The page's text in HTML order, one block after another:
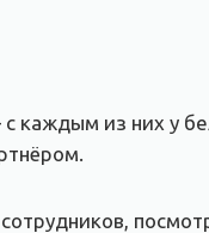
каждым из них у